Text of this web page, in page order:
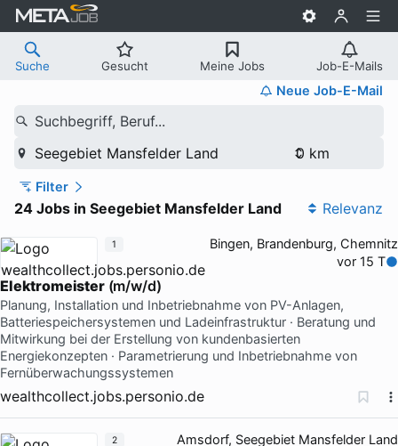
Suche Gesucht Meine Jobs Job-E-Mails
Neue Job-E-Mail
Suchbegriff, Beruf...
Seegebiet Mansfelder Land
Filter
24 Jobs in Seegebiet Mansfelder Land Relevanz
Bingen, Brandenburg, Chemnitz
vor 15 T
Elektromeister(m/w/d)
Planung, Installation und Inbetriebnahme von PV-Anlagen,
Batteriespeichersystemen und Ladeinfrastruktur · Beratung und
Mitwirkung bei der Erstellung von kundenbasierten
Energiekonzepten · Parametrierung und Inbetriebnahme von
Fernüberwachungssystemen
wealthcollect.jobs.personio.de
1
Amsdorf, Seegebiet Mansfelder Land
2